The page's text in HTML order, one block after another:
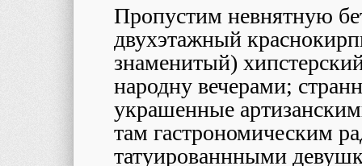
Пропустим невнятную
двухэтажный
знаменитый)
народну вечерами;
украшенные
там гастрономическим
татуированнными